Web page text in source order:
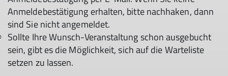
Anmeldebestätigung erhalten, bitte nachhaken, dann
sind Sie nicht angemeldet.
Sollte Ihre Wunsch-Veranstaltung schon ausgebucht
sein, gibt es die Möglichkeit, sich auf die Warteliste
setzen zu lassen.